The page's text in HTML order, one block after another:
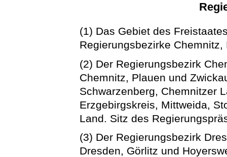
(1) Das Gebiet des
Regierungsbezirke
(2) Der Regierungsbezirk
Chemnitz, Plauen und
Schwarzenberg, Chemnitzer
Erzgebirgskreis, Mittweida,
Land. Sitz des
(3) Der Regierungsbezirk
Dresden, Görlitz und